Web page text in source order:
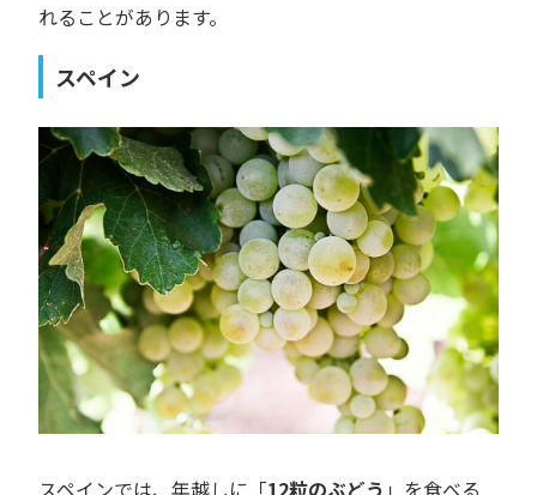
れることがあります。
スペイン
スペインでは、年越しに「12粒のぶどう 」を食べる